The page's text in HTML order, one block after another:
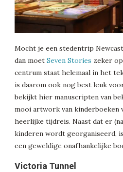
Mocht je een stedentrip
dan moet Seven Stories zeker
centrum staat helemaal in het
is daarom ook nog best leuk
bekijkt hier manuscripten van
mooi artwork van kinderboeken
heerlijke tijdreis. Naast dat er
kinderen wordt georganiseerd,
een geweldige onafhankelijke
Victoria Tunnel